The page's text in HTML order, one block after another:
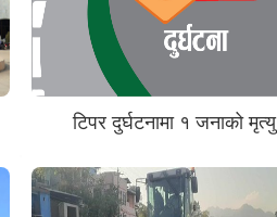
टिपर दुर्घटनामा १ जनाको मृत्यु